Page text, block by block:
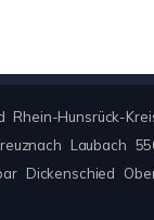
Rhein-Hunsrück-
Laubach
Dickenschied